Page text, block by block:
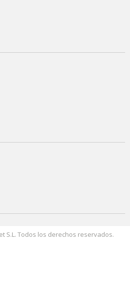
S.L. Todos los derechos reservados.